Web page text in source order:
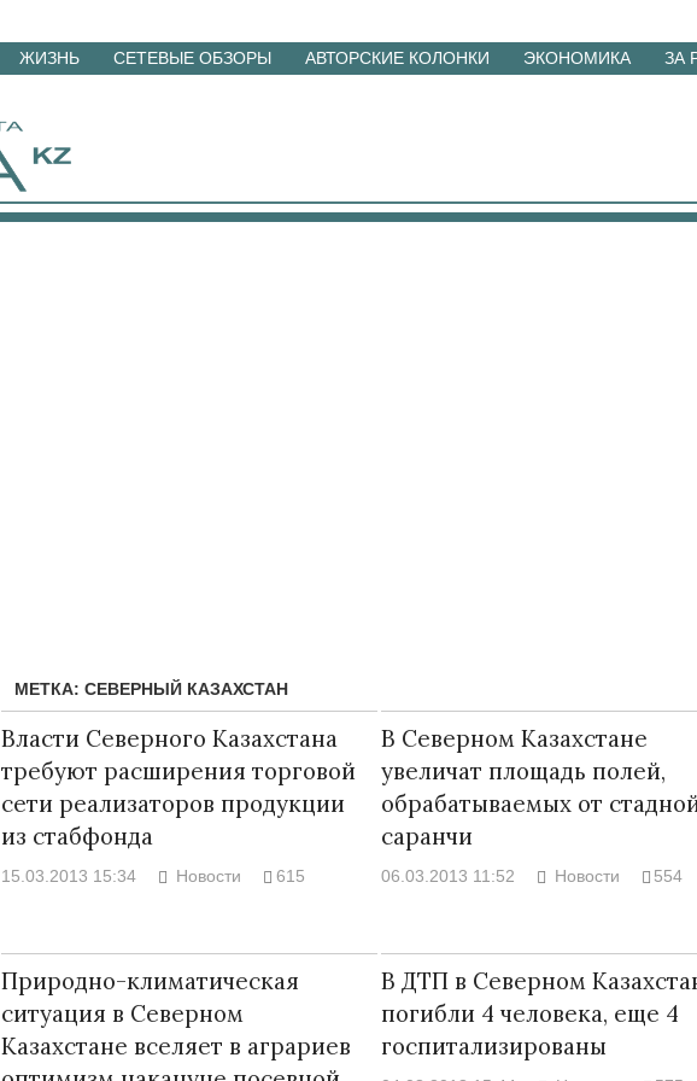
ЖИЗНЬ СЕТЕВЫЕ ОБЗОРЫ АВТОРСКИЕ КОЛОНКИ ЭКОНОМИКА ЗА
МЕТКА:СЕВЕРНЫЙ КАЗАХСТАН
Власти Северного Казахстана
требуют расширения торговой
сети реализаторов продукции
из стабфонда
15.03.2013 15:34 Новости 615
В Северном Казахстане
увеличат площадь полей,
обрабатываемых от
саранчи
06.03.2013 11:52 Новости 554
Природно-климатическая
ситуация в Северном
Казахстане вселяет в аграриев
В ДТП в Северном
погибли 4 человека, еще 4
госпитализированы
17.10.2024 17:00 29972
Дарига не
Авиакомпании
мошенниками
30.10.2024